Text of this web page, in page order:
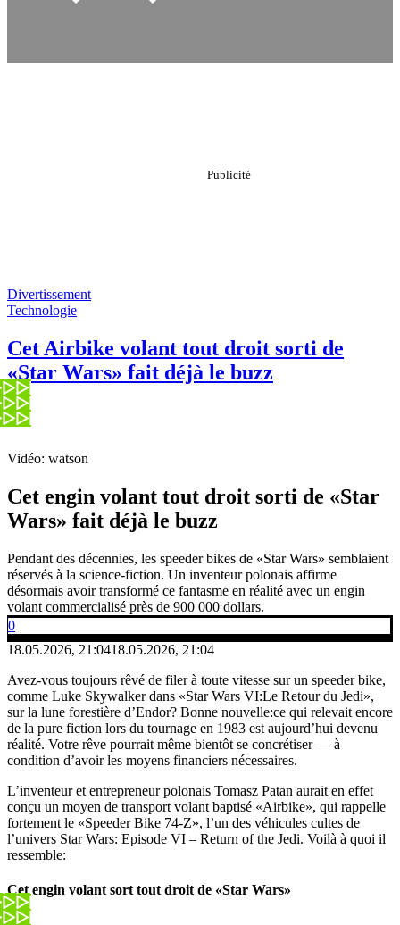
Divertissement
Technologie
Cet Airbike volant tout droit sorti de
«Star Wars» fait déjà le buzz
Vidéo: watson
Cet engin volant tout droit sorti de «Star
Wars» fait déjà le buzz
Pendant des décennies, les speeder bikes de «Star Wars» semblaient
réservés à la science-fiction. Un inventeur polonais affirme
désormais avoir transformé ce fantasme en réalité avec un engin
volant commercialisé près de 900 000 dollars.
0
18.05.2026, 21:0418.05.2026, 21:04
Avez-vous toujours rêvé de filer à toute vitesse sur un speeder bike,
comme Luke Skywalker dans «Star Wars VI:Le Retour du Jedi»,
sur la lune forestière d’Endor? Bonne nouvelle:ce qui relevait encore
de la pure fiction lors du tournage en 1983 est aujourd’hui devenu
réalité. Votre rêve pourrait même bientôt se concrétiser — à
condition d’avoir les moyens financiers nécessaires.
L’inventeur et entrepreneur polonais Tomasz Patan aurait en effet
conçu un moyen de transport volant baptisé «Airbike», qui rappelle
fortement le «Speeder Bike 74-Z», l’un des véhicules cultes de
l’univers Star Wars: Episode VI – Return of the Jedi. Voilà à quoi il
ressemble:
Cet engin volant sort tout droit de «Star Wars»